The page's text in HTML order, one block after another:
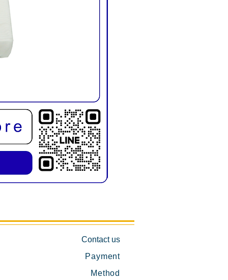
Contact us
Payment
Method